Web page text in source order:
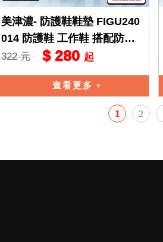
美津濃- 防護鞋鞋墊 FIGU240
014 防護鞋 工作鞋 搭配防護
鞋安全鞋墊 重量訓練增重鞋墊
322 元 $ 280 起
查看更多
1 2